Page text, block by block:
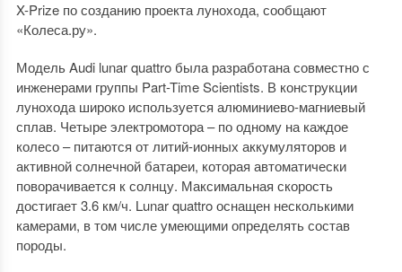
X-Prize по созданию проекта лунохода, сообщают
«Колеса.ру».
Модель Audi lunar quattro была разработана совместно с
инженерами группы Part-Time Scientists. В конструкции
лунохода широко используется алюминиево-магниевый
сплав. Четыре электромотора – по одному на каждое
колесо – питаются от литий-ионных аккумуляторов и
активной солнечной батареи, которая автоматически
поворачивается к солнцу. Максимальная скорость
достигает 3.6 км/ч. Lunar quattro оснащен несколькими
камерами, в том числе умеющими определять состав
породы.